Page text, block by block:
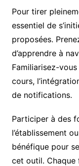
Pour tirer
essentiel de
proposées.
d’apprendre à
Familiarisez-
cours,
de notifications.
Participer à des
l’établissement
bénéfique pour
cet outil.